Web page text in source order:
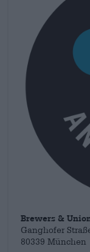
kaikkia yhdistää
tarkoittaa
Olemme
luomuksista, jotka
Brewers &
Ganghofer
80339 München